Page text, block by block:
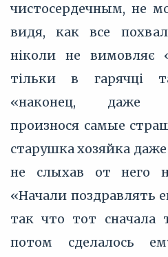
чистосердечным, не
видя, как все
ніколи не вимовляє
тільки в гарячці
«наконец, даже
произнося самые
старушка хозяйка
не слыхав от него
«Начали поздравлять
так что тот сначала
потом сделалось